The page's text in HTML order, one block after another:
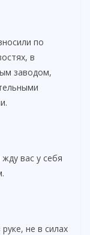
по
в
заводом,
вас у себя
не в силах